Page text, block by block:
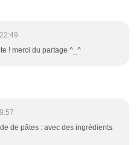
! merci du partage ^_^
de pâtes : avec des ingrédients